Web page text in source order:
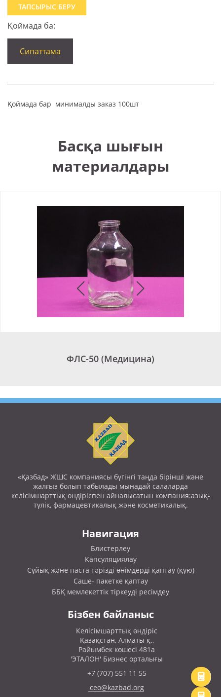
ТАПСЫРЫС БЕРУ
Қоймада ба:
Сипаттама
Қоймада бар минималды заказ 100шт
Басқа шығын
материалдары
ФЛС-50 (Медицина)
«Қазбад» ЖШС компаниясы бүгінгі таңда бірінші және
жалғыз болып табылады мынадай салаларда
келісімшарттық өндіріспен айналысатын компания:азық-
түлік, фармацевтикалық және косметикалық.
Навигация
Блистерлеу
Капсуляциялау
Сұйық және паста тәрізді өнімдерді қаптау (құю)
Саше- пакетке қаптау
ББҚ мемлекеттік тіркеуді ресімдеу
Бізбен байланыс
Келісімшарттық өндіріс
Қазақстан, Алматы қ.,
Райымбек көшесі 481а
'ЭТАЛОН' Бизнес орталығы
+7 (707) 551 11 55
ceo@kazbad.org